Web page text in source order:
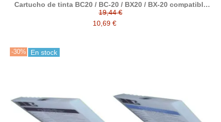
Cartucho de tinta BC20 / BC-20 / BX20 / BX-20 compatible
con cartucho original canon 0896A002
19,44 €
10,69 €
-30% En stock